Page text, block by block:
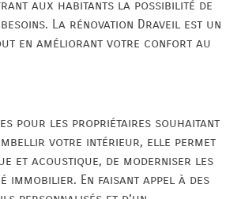
aux habitants la possibilité de
La rénovation Draveil est un
en améliorant votre confort au
pour les propriétaires souhaitant
votre intérieur, elle permet
et acoustique, de moderniser les
En faisant appel à des